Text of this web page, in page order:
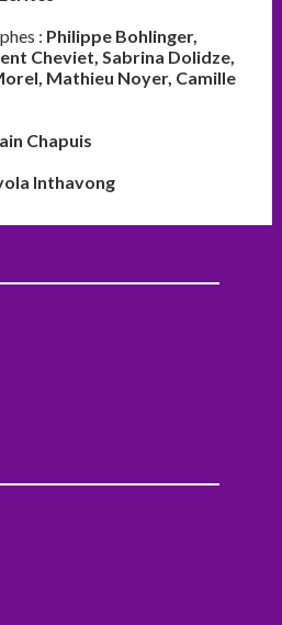
: Philippe Bohlinger,
Cheviet, Sabrina Dolidze,
Mathieu Noyer, Camille
Chapuis
Inthavong